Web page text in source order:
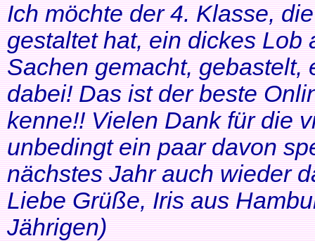
Ich möchte der 4. Klasse,
gestaltet hat, ein dickes Lob
Sachen gemacht, gebastelt,
dabei! Das ist der beste
kenne!! Vielen Dank für die
unbedingt ein paar davon
nächstes Jahr auch wieder
Liebe Grüße, Iris aus
Jährigen)